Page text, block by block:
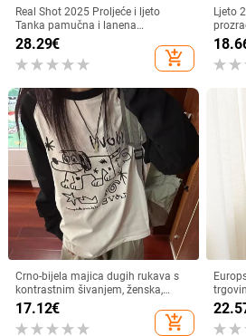
Real Shot 2025 Proljeće i ljeto
Tanka pamučna i lanena
umjetnička široka košulja dugih
rukava s cvjetnim printom makrona
za žene
28.29€
add_shopping_cart
Ljeto
Crno-bijela majica dugih rukava s
kontrastnim šivanjem, ženska,
dizajnerski osjećaj, široka, ležerna,
korejska jesenska, nova ženska,
višenamjenska odjeća
17.12€
add_shopping_cart
kućna